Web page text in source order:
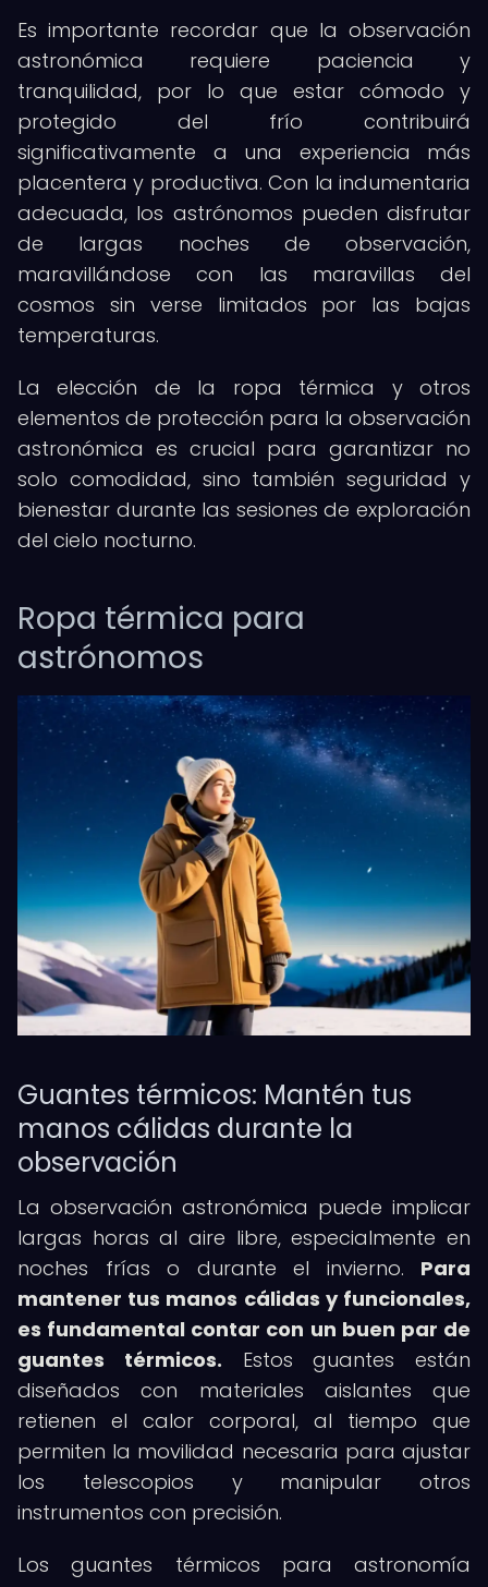
Es importante recordar que la observación
astronómica requiere paciencia y
tranquilidad, por lo que estar cómodo y
protegido del frío contribuirá
significativamente a una experiencia más
placentera y productiva. Con la indumentaria
adecuada, los astrónomos pueden disfrutar
de largas noches de observación,
maravillándose con las maravillas del
cosmos sin verse limitados por las bajas
temperaturas.
La elección de la ropa térmica y otros
elementos de protección para la observación
astronómica es crucial para garantizar no
solo comodidad, sino también seguridad y
bienestar durante las sesiones de exploración
del cielo nocturno.
Ropa térmica para
astrónomos
Guantes térmicos: Mantén tus
manos cálidas durante la
observación
La observación astronómica puede implicar
largas horas al aire libre, especialmente en
noches frías o durante el invierno. Para
mantener tus manos cálidas y funcionales,
es fundamental contar con un buen par de
guantes térmicos. Estos guantes están
diseñados con materiales aislantes que
retienen el calor corporal, al tiempo que
permiten la movilidad necesaria para ajustar
los telescopios y manipular otros
instrumentos con precisión.
Los guantes térmicos para astronomía